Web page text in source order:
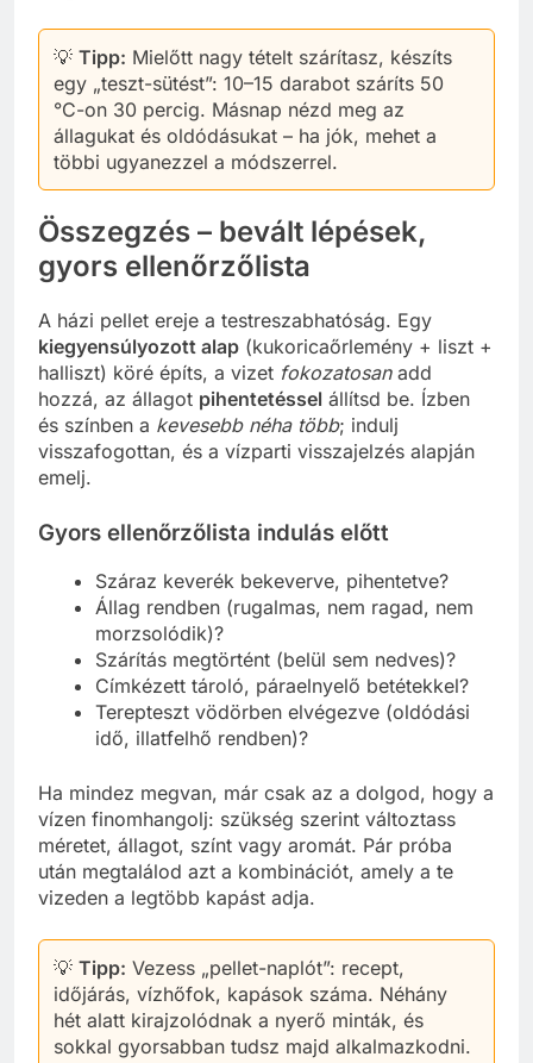
💡 Tipp: Mielőtt nagy tételt szárítasz, készíts
egy „teszt-sütést”: 10–15 darabot száríts 50
°C-on 30 percig. Másnap nézd meg az
állagukat és oldódásukat – ha jók, mehet a
többi ugyanezzel a módszerrel.
Összegzés – bevált lépések,
gyors ellenőrzőlista
A házi pellet ereje a testreszabhatóság. Egy
kiegyensúlyozott alap (kukoricaőrlemény + liszt +
halliszt) köré építs, a vizet fokozatosanadd
hozzá, az állagot pihentetéssel állítsd be. Ízben
és színben a kevesebb néha több; indulj
visszafogottan, és a vízparti visszajelzés alapján
emelj.
Gyors ellenőrzőlista indulás előtt
Száraz keverék bekeverve, pihentetve?
Állag rendben (rugalmas, nem ragad, nem
morzsolódik)?
Szárítás megtörtént (belül sem nedves)?
Címkézett tároló, páraelnyelő betétekkel?
Terepteszt vödörben elvégezve (oldódási
idő, illatfelhő rendben)?
Ha mindez megvan, már csak az a dolgod, hogy a
vízen finomhangolj: szükség szerint változtass
méretet, állagot, színt vagy aromát. Pár próba
után megtalálod azt a kombinációt, amely a te
vizeden a legtöbb kapást adja.
💡 Tipp: Vezess „pellet-naplót”: recept,
időjárás, vízhőfok, kapások száma. Néhány
hét alatt kirajzolódnak a nyerő minták, és
sokkal gyorsabban tudsz majd alkalmazkodni.